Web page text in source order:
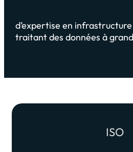
d’expertise en
traitant des données à
ISO